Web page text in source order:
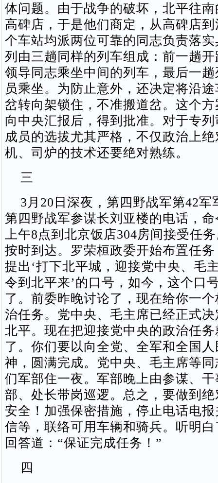
体问题。由于战争的破坏，北平往
高碑店，于是他们商定，从高碑店
个车站均派两位可靠的同志负责落
列由三趟同样的列车组成：前一趟
领导同志乘坐中间的列车，最后一
员乘坐。为防止意外，还决定将沿
岔转向架锁住，不准搬道岔。这个
向中央汇报后，得到批准。对于专
成员的选拔尤其严格，不仅政治上
机、司炉的技术还要绝对熟练。
三
3月20日深夜，第四野战军第42军
第四野战军参谋长刘亚楼的电话，
上午8点到北京饭店304房间接受任
按时到达。罗荣桓政委开始布置任
提出‘打下北平城，迎接党中央、毛
令到北平来’的口号，如今，这个口
了。前委昨晚讨论了，现在给你一
治任务。党中央、毛主席已经正式
北平。现在把迎接党中央的政治任
了。你们要以向全党、全军和全国
神，圆满完成。党中央、毛主席等
们军部住一夜。军部晚上由参谋、
部、处长带岗巡逻。总之，要做到
安全！加强保密措施，停止电话电
信等，联络可用车辆和骑兵。听明
回答道：“保证完成任务！”
四